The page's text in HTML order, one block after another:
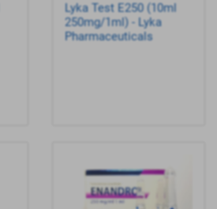
Lyka Test E250 (10ml
250mg/1ml) - Lyka
Pharmaceuticals